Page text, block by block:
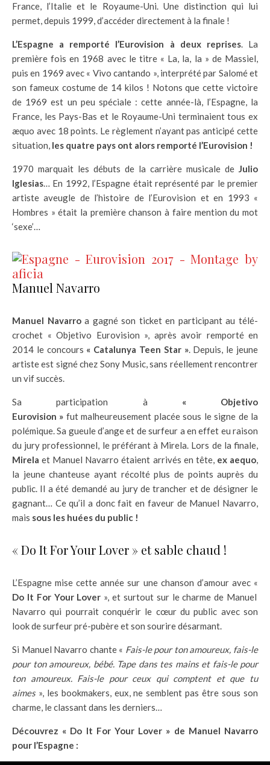
France, l’Italie et le Royaume-Uni. Une distinction qui lui
permet, depuis 1999, d’accéder directement à la finale !
L’Espagne a remporté l’Eurovision à deux reprises. La
première fois en 1968 avec le titre « La, la, la » de Massiel,
puis en 1969 avec « Vivo cantando », interprété par Salomé et
son fameux costume de 14 kilos ! Notons que cette victoire
de 1969 est un peu spéciale : cette année-là, l’Espagne, la
France, les Pays-Bas et le Royaume-Uni terminaient tous ex
æquo avec 18 points. Le règlement n’ayant pas anticipé cette
situation, les quatre pays ont alors remporté l’Eurovision !
1970 marquait les débuts de la carrière musicale de Julio
Iglesias… En 1992, l’Espagne était représenté par le premier
artiste aveugle de l’histoire de l’Eurovision et en 1993 «
Hombres » était la première chanson à faire mention du mot
‘sexe’…
Manuel Navarro
Manuel Navarroa gagné son ticket en participant au télé-
crochet « Objetivo Eurovision », après avoir remporté en
2014 le concours « Catalunya Teen Star ». Depuis, le jeune
artiste est signé chez Sony Music, sans réellement rencontrer
un vif succès.
Sa participation à « Objetivo
Eurovision » fut malheureusement placée sous le signe de la
polémique. Sa gueule d’ange et de surfeur a en effet eu raison
du jury professionnel, le préférant à Mirela. Lors de la finale,
Mirela et Manuel Navarro étaient arrivés en tête, ex aequo,
la jeune chanteuse ayant récolté plus de points auprès du
public. Il a été demandé au jury de trancher et de désigner le
gagnant… Ce qu’il a donc fait en faveur de Manuel Navarro,
mais sous les huées du public !
« Do It For Your Lover » et sable chaud !
L’Espagne mise cette année sur une chanson d’amour avec «
Do It For Your Lover », et surtout sur le charme de Manuel
Navarro qui pourrait conquérir le cœur du public avec son
look de surfeur pré-pubère et son sourire désarmant.
Si Manuel Navarro chante « Fais-le pour ton amoureux, fais-le
pour ton amoureux, bébé. Tape dans tes mains et fais-le pour
ton amoureux. Fais-le pour ceux qui comptent et que tu
aimes», les bookmakers, eux, ne semblent pas être sous son
charme, le classant dans les derniers…
Découvrez « Do It For Your Lover » de Manuel Navarro
pour l’Espagne :